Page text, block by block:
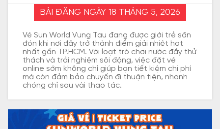
BÀI ĐĂNG NGÀY 18 THÁNG 5, 2026
Vé Sun World Vung Tau đang được giới trẻ săn
đón khi nơi đây trở thành điểm giải nhiệt hot
nhất gần TP.HCM. Với loạt trò chơi nước đầy thử
thách và trải nghiệm sôi động, việc đặt vé
online sớm không chỉ giúp bạn tiết kiệm chi phí
mà còn đảm bảo chuyến đi thuận tiện, nhanh
chóng chỉ sau vài thao tác.